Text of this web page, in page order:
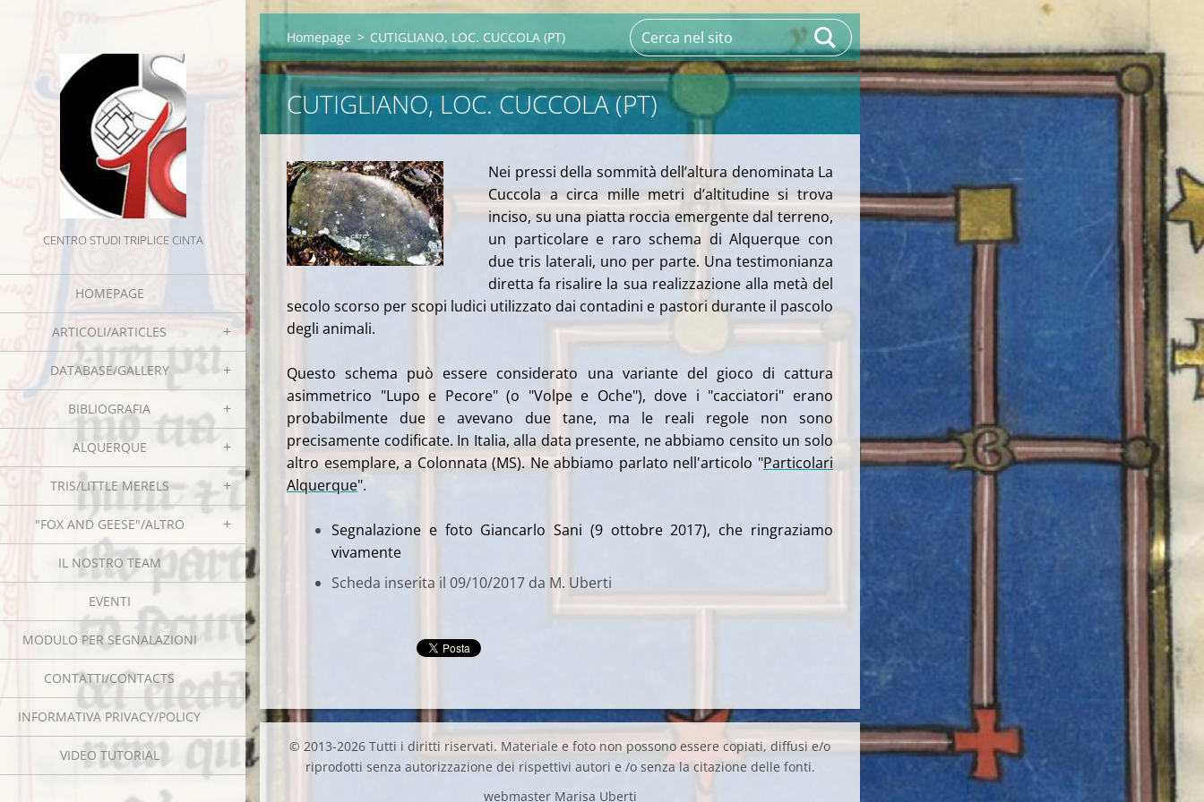
CENTRO STUDI TRIPLICE CINTA
HOMEPAGE
ARTICOLI/ARTICLES
DATABASE/GALLERY
BIBLIOGRAFIA
ALQUERQUE
TRIS/LITTLE MERELS
"FOX AND GEESE"/ALTRO
IL NOSTRO TEAM
EVENTI
MODULO PER SEGNALAZIONI
CONTATTI/CONTACTS
INFORMATIVA PRIVACY/POLICY
VIDEO TUTORIAL
Homepage > CUTIGLIANO, LOC. CUCCOLA (PT)
CUTIGLIANO, LOC. CUCCOLA (PT)
Nei pressi della sommità dell’altura denominata La
Cuccola a circa mille metri d’altitudine si trova
inciso, su una piatta roccia emergente dal terreno,
un particolare e raro schema di Alquerque con
due tris laterali, uno per parte. Una testimonianza
diretta fa risalire la sua realizzazione alla metà del
secolo scorso per scopi ludici utilizzato dai contadini e pastori durante il pascolo
degli animali.
Questo schema può essere considerato una variante del gioco di cattura
asimmetrico "Lupo e Pecore" (o "Volpe e Oche"), dove i "cacciatori" erano
probabilmente due e avevano due tane, ma le reali regole non sono
precisamente codificate. In Italia, alla data presente, ne abbiamo censito un solo
altro esemplare, a Colonnata (MS). Ne abbiamo parlato nell'articolo "Particolari
Alquerque".
Segnalazione e foto Giancarlo Sani (9 ottobre 2017), che ringraziamo
vivamente
Scheda inserita il 09/10/2017 da M. Uberti
© 2013-2026 Tutti i diritti riservati. Materiale e foto non possono essere copiati, diffusi e/o
riprodotti senza autorizzazione dei rispettivi autori e /o senza la citazione delle fonti.
webmaster Marisa Uberti